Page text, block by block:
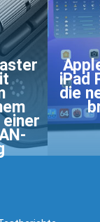
iPad
die